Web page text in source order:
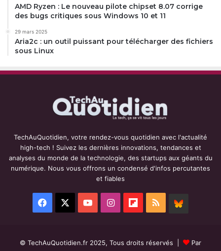
AMD Ryzen : Le nouveau pilote chipset 8.07 corrige
des bugs critiques sous Windows 10 et 11
29 mars 2025
Aria2c : un outil puissant pour télécharger des fichiers
sous Linux
TechAuQuotidien, votre rendez-vous quotidien avec l'actualité
high-tech ! Suivez les dernières innovations, tendances et
analyses du monde de la technologie, des startups aux géants du
numérique. Nous vous offrons un condensé d'infos percutantes
et fiables
Facebook YouTubeInstagramFlipboard
RSS
© TechAuQuotidien.fr 2025, Tous droits réservés | Par